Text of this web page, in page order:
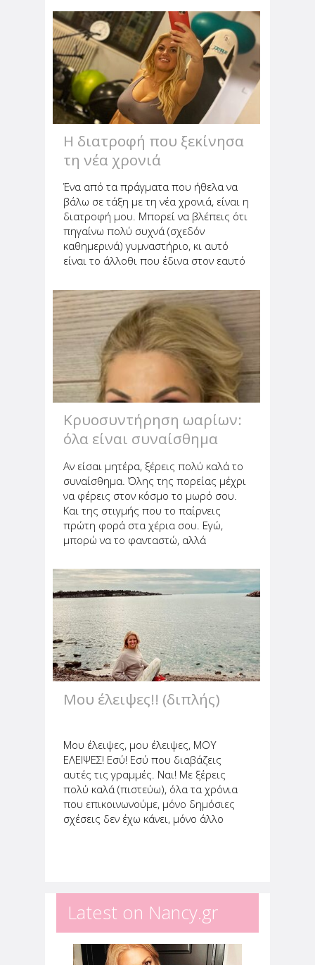
υπάρχει πουθενά. Επειδή τη
Βικιπαίδεια δεν ξέρω να τη χειριστώ...
Η διατροφή που ξεκίνησα
τη νέα χρονιά
Ένα από τα πράγματα που ήθελα να
βάλω σε τάξη με τη νέα χρονιά, είναι η
διατροφή μου. Μπορεί να βλέπεις ότι
πηγαίνω πολύ συχνά (σχεδόν
καθημερινά) γυμναστήριο, κι αυτό
είναι το άλλοθι που έδινα στον εαυτό
τύψεις. "Αφού τα καίω μετά", έλεγα
στον εαυτό μου. Αυτό είχε...
Κρυοσυντήρηση ωαρίων:
όλα είναι συναίσθημα
Αν είσαι μητέρα, ξέρεις πολύ καλά το
συναίσθημα. Όλης της πορείας μέχρι
να φέρεις στον κόσμο το μωρό σου.
Και της στιγμής που το παίρνεις
πρώτη φορά στα χέρια σου. Εγώ,
μπορώ να το φανταστώ, αλλά
πρωτόγνωρη. Αυτό το συναίσθημα.
Που είναι τόσο θετικό, τόσο μοναδικό,
τόσο...
Μου έλειψες!! (διπλής)
Μου έλειψες, μου έλειψες, ΜΟΥ
ΕΛΕΙΨΕΣ! Εσύ! Εσύ που διαβάζεις
αυτές τις γραμμές. Ναι! Με ξέρεις
πολύ καλά (πιστεύω), όλα τα χρόνια
που επικοινωνούμε, μόνο δημόσιες
σχέσεις δεν έχω κάνει, μόνο άλλο
Latest on Nancy.gr